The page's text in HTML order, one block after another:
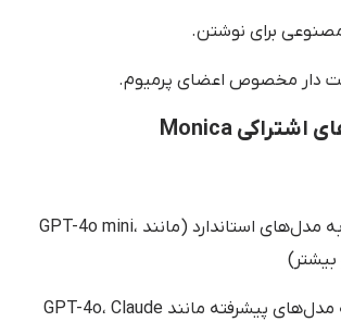
برای نوشتن.
دار مخصوص اعضای پرمیوم.
اشتراکیMonica
۵,۰۰۰ دسترسی به مدل‌های استاندارد (مانند GPT-4o mini،
۲۰۰ دسترسی به مدل‌های پیشرفته مانند GPT-4o، Claude